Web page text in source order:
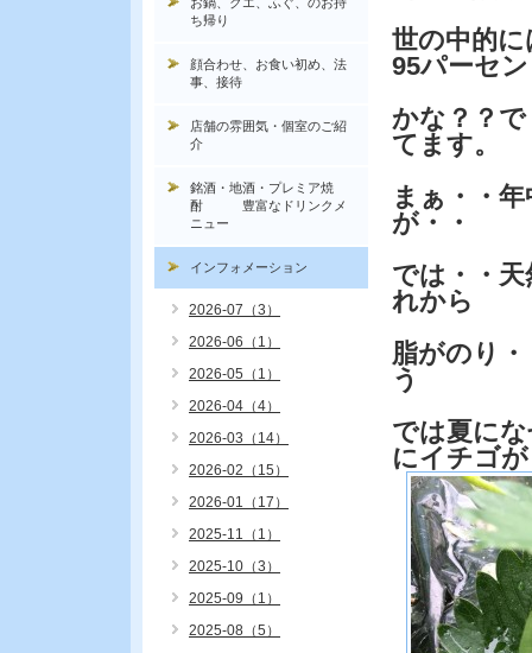
世の中的
95パーセ
かな？？
てます。
まぁ・・
が・・
では・・
れから
脂がのり
う
では夏に
にイチゴが
ち帰り
顔合わせ、お食い初め、法
事、接待
店舗の雰囲気・個室のご紹
介
銘酒・地酒・プレミア焼
酎 豊富なドリンクメ
ニュー
インフォメーション
2026-07（3）
2026-06（1）
2026-05（1）
2026-04（4）
2026-03（14）
2026-02（15）
2026-01（17）
2025-11（1）
2025-10（3）
2025-09（1）
2025-08（5）